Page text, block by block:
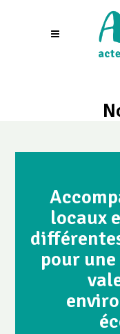
locaux
pour